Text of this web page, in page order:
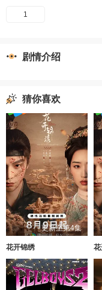
1
剧情介绍
猜你喜欢
更新至第4集
花开锦绣